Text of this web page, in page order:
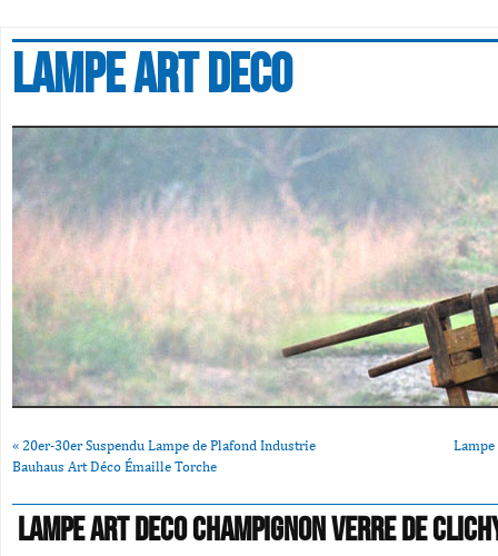
Lampe art deco
« 20er-30er Suspendu Lampe de Plafond Industrie
Bauhaus Art Déco Émaille Torche
Lampe Art Deco Champignon Verre De